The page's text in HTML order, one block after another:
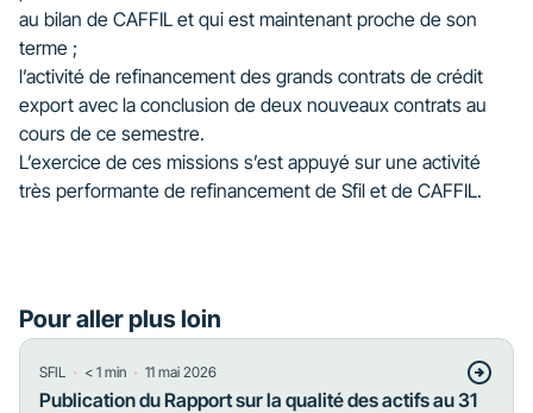
au bilan de CAFFIL et qui est maintenant proche de son
terme ;
l’activité de refinancement des grands contrats de crédit
export avec la conclusion de deux nouveaux contrats au
cours de ce semestre.
L’exercice de ces missions s’est appuyé sur une activité
très performante de refinancement de Sfil et de CAFFIL.
Pour aller plus loin
SFIL ・ < 1 min ・ 11 mai 2026
Publication du Rapport sur la qualité des actifs au 31